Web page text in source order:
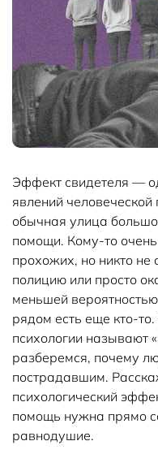
Эффект свидетеля —
явлений
обычная улица
помощи. Кому-то
прохожих, но никто
полицию или просто
меньшей
рядом есть еще кто-
психологии называют
разберемся, почему
пострадавшим.
психологический
помощь нужна прямо
равнодушие.